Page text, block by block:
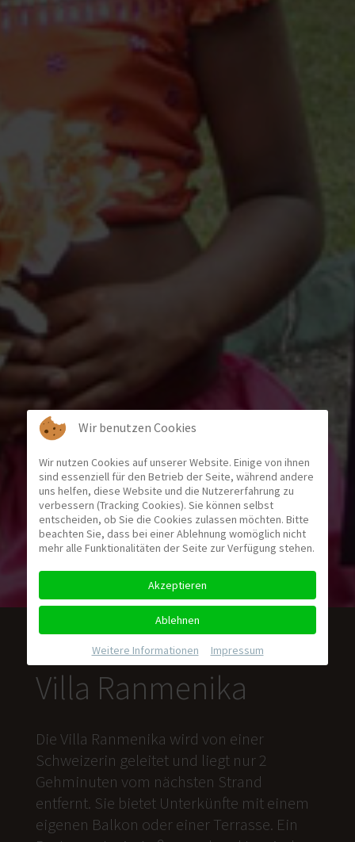
Villa Ranmenika
Die Villa Ranmenika wird von einer
Schweizerin geleitet und liegt nur 2
Gehminuten vom nächsten Strand
entfernt. Sie bietet Unterkünfte mit einem
eigenen Balkon oder einer Terrasse. Ein
Wir benutzen Cookies
Wir nutzen Cookies auf unserer Website. Einige von ihnen
sind essenziell für den Betrieb der Seite, während andere
uns helfen, diese Website und die Nutzererfahrung zu
verbessern (Tracking Cookies). Sie können selbst
entscheiden, ob Sie die Cookies zulassen möchten. Bitte
beachten Sie, dass bei einer Ablehnung womöglich nicht
mehr alle Funktionalitäten der Seite zur Verfügung stehen.
Akzeptieren
Ablehnen
Weitere Informationen Impressum